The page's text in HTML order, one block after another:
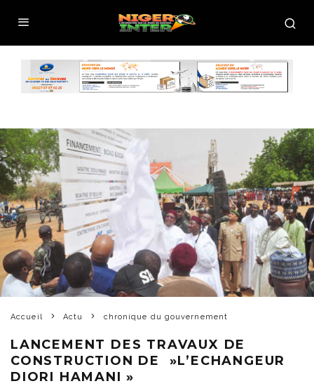
Accueil Actu chronique du gouvernement
LANCEMENT DES TRAVAUX DE
CONSTRUCTION DE »L’ECHANGEUR
DIORI HAMANI »